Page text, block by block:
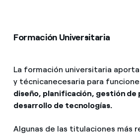
Formación Universitaria
La formación universitaria
y técnicanecesaria para
diseño, planificación, gestión de
desarrollo de tecnologías.
Algunas de las titulaciones más